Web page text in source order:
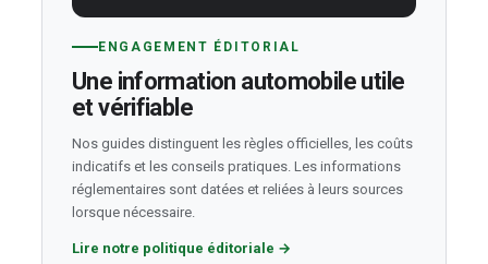
ENGAGEMENT ÉDITORIAL
Une information automobile utile
et vérifiable
Nos guides distinguent les règles officielles, les coûts
indicatifs et les conseils pratiques. Les informations
réglementaires sont datées et reliées à leurs sources
lorsque nécessaire.
Lire notre politique éditoriale →